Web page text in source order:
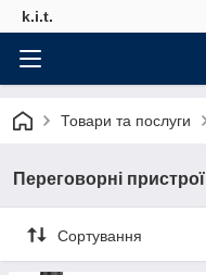
k.i.t.
Товари та послуги
Переговорні пристрої
Сортування